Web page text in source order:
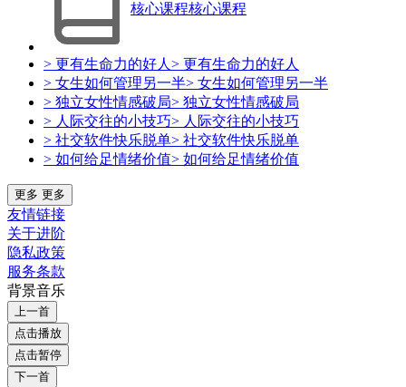
核心课程核心课程
> 更有生命力的好人 > 更有生命力的好人
> 女生如何管理另一半> 女生如何管理另一半
> 独立女性情感破局> 独立女性情感破局
> 人际交往的小技巧> 人际交往的小技巧
> 社交软件快乐脱单> 社交软件快乐脱单
> 如何给足情绪价值> 如何给足情绪价值
更多 更多
友情链接
关于进阶
隐私政策
服务条款
背景音乐
上一首
点击播放
点击暂停
下一首